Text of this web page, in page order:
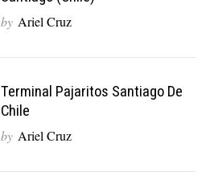
by Ariel Cruz
Terminal Pajaritos Santiago De
Chile
by Ariel Cruz